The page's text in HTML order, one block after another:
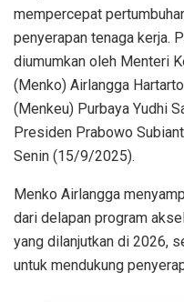
mempercepat
penyerapan tenaga kerja.
diumumkan oleh Menteri
(Menko) Airlangga
(Menkeu) Purbaya Yudhi
Presiden Prabowo
Senin (15/9/2025).
Menko Airlangga
dari delapan program
yang dilanjutkan di 2026,
untuk mendukung